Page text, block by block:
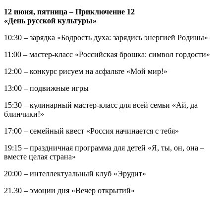
12 июня, пятница – Приключение 12
«День русской культуры»
10:30 – зарядка «Бодрость духа: зарядись энергией Родины»
11:00 – мастер‑класс «Российская брошка: символ гордости»
12:00 – конкурс рисуем на асфальте «Мой мир!»
13:00 – подвижные игры
15:30 – кулинарный мастер-класс для всей семьи «Ай, да
блинчики!»
17:00 – семейный квест «Россия начинается с тебя»
19:15 – праздничная программа для детей «Я, ты, он, она –
вместе целая страна»
20:00 – интеллектуальный клуб «Эрудит»
21.30 – эмоции дня «Вечер открытий»